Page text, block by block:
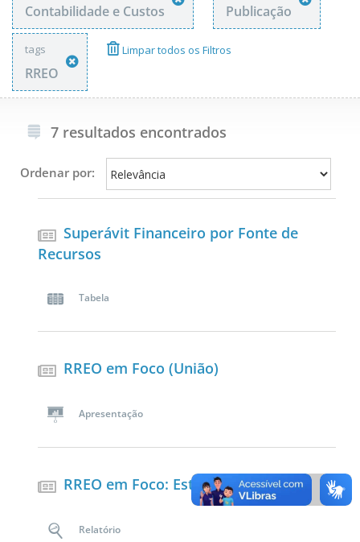
Contabilidade e Custos Publicação
tags
RREO
Limpar todos os Filtros
7 resultados encontrados
Ordenar por:
Superávit Financeiro por Fonte de
Recursos
Tabela
RREO em Foco (União)
Apresentação
RREO em Foco: Estados e DF
Relatório